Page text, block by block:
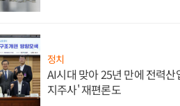
정치
AI시대 맞아 25년 만에 전력
지주사' 재편론도